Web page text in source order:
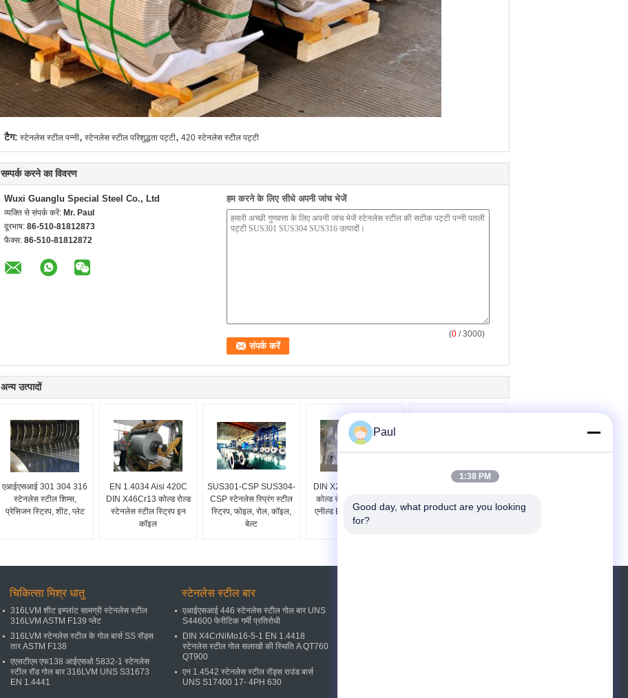
टैग: स्टेनलेस स्टील पन्नी, स्टेनलेस स्टील परिशुद्धता पट्टी, 420 स्टेनलेस स्टील पट्टी
सम्पर्क करने का विवरण
Wuxi Guanglu Special Steel Co., Ltd
व्यक्ति से संपर्क करें: Mr. Paul
दूरभाष: 86-510-81812873
फैक्स: 86-510-81812872
हम करने के लिए सीधे अपनी जांच भेजें
(0 / 3000)
अन्य उत्पादों
एआईएसआई 301 304 316
स्टेनलेस स्टील शिम्स,
प्रेसिजन स्ट्रिप, शीट, प्लेट
EN 1.4034 Aisi 420C
DIN X46Cr13 कोल्ड रोल्ड
स्टेनलेस स्टील स्ट्रिप इन
कॉइल
SUS301-CSP SUS304-
CSP स्टेनलेस स्प्रिंग स्टील
स्ट्रिप, फोइल, रोल, कॉइल,
बेल्ट
DIN X20CrMo13 स्ट्रिप
कोल्ड रोल्ड स्टेनलेस स्टील
एनील्ड EN 1.4120 कॉइल
स्टेनलेस स्टील स्ट्रिप इन
चिकित्सा मिश्र धातु
316LVM शीट इम्प्लांट सामग्री स्टेनलेस स्टील
316LVM ASTM F139 प्लेट
316LVM स्टेनलेस स्टील के गोल बार्स SS रॉड्स
तार ASTM F138
एएसटीएम एफ138 आईएसओ 5832-1 स्टेनलेस
स्टील रॉड गोल बार 316LVM UNS S31673
EN 1.4441
स्टेनलेस स्टील बार
एआईएसआई 446 स्टेनलेस स्टील गोल बार UNS
S44600 फेरीटिक गर्मी प्रतिरोधी
DIN X4CrNiMo16-5-1 EN 1.4418
स्टेनलेस स्टील गोल सलाखों की स्थिति A QT760
QT900
एन 1.4542 स्टेनलेस स्टील रॉड्स राउंड बार्स
UNS S17400 17- 4PH 630
Paul
1:38 PM
Good day, what product are you looking
for?